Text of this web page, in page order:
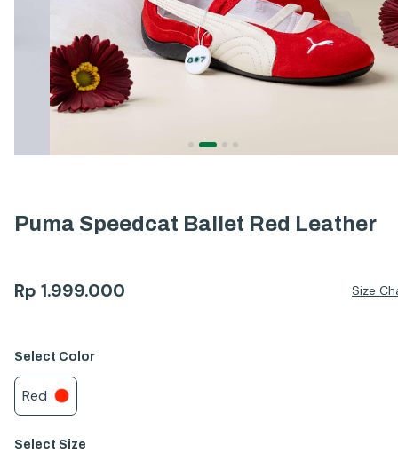
Puma Speedcat Ballet Red Leather
Rp 1.999.000 Size
Select Color
Red
Select Size